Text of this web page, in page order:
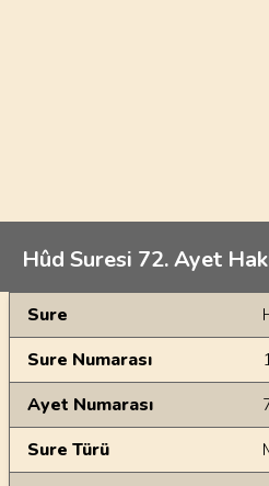
Hûd Suresi 72. Ayet
Genel Bilgiler
Sure
Sure Numarası
Ayet Numarası
Sure Türü